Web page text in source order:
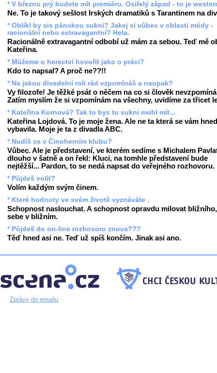
* V březnu prý budete mít premiéru. Osiřelý západ - to je
Ne. To je takový sešlost Irských dramatiků s Tarantinem na
* Oblíkl by sis pánskou sukni? Jakej si vůbec v oblasti módy -
racionální nebo extravagantní? Hela.
Racionálně extravagantní odbobí už mám za sebou. Teď mě
Kateřina.
* Můžeme o herectví hovořit jako o práci?
Kdo to napsal? A proč ne??!!
* Na jakou divadelní roli rád vzpomínáš a naopak?
Vy filozofe! Je těžké psát o něčem na co si člověk
Zatím myslím že si vzpomínám na všechny, uvidíme za třicet
* Kateřina Kornová? Tak to bys tu sukni mohl mít...
Kateřina Lojdová. To je moje žena. Ale ne ta která se vám hned
vybavila. Moje je ta z divadla ABC.
* Nudíš se v Činoherním klubu?
Vůbec. Ale je představení, ve kterém sedíme s Michalem
dlouho v šatně a on řekl: Kluci, na tomhle představení bude
nejtěžší... Pardon, to se nedá napsat do veřejného rozhovoru.
* Půjdeš volit?
Volím každým svým činem.
* Které hodnoty ve svém životě vyznáváte .
Schopnost naslouchat. A schopnost opravdu milovat
sebe v bližním.
* Půjdeš do on-line rozhovoru znova???
Těď hned asi ne. Teď už spíš končím. Jinak asi ano.
Zprávy do emailu